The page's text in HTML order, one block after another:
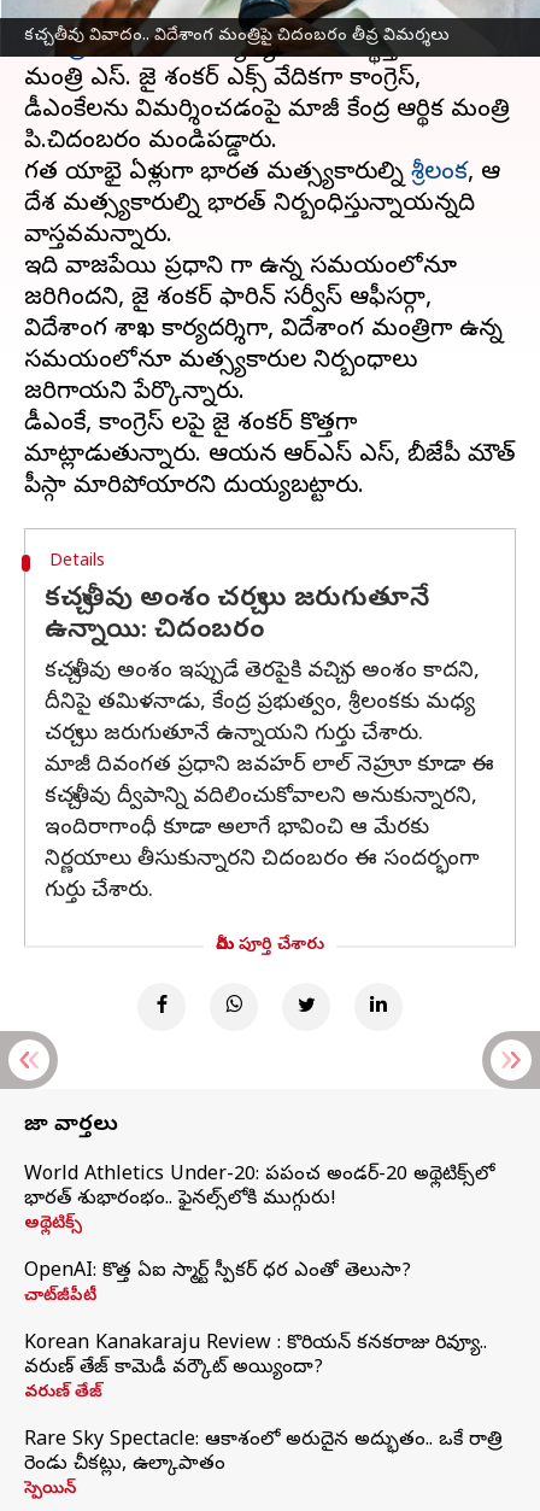
కచ్చతీవు వివాదం.. విదేశాంగ మంత్రిపై చిదంబరం తీవ్ర విమర్శలు
కచ్చతీవు ద్వీపాన్ని శ్రీలంకకు అప్పగించారంటూ ప్రధాని
నరేంద్ర మోదీచేసిన వ్యాఖ్యలను సమర్థిస్తూ విదేశాంగ
మంత్రి ఎస్. జై శంకర్ ఎక్స్ వేదికగా కాంగ్రెస్,
డీఎంకేలను విమర్శించడంపై మాజీ కేంద్ర ఆర్థిక మంత్రి
పి.చిదంబరం మండిపడ్డారు.
గత యాభై ఏళ్లుగా భారత మత్స్యకారుల్ని శ్రీలంక, ఆ
దేశ మత్స్యకారుల్ని భారత్ నిర్బంధిస్తున్నాయన్నది
వాస్తవమన్నారు.
ఇది వాజపేయి ప్రధాని గా ఉన్న సమయంలోనూ
జరిగిందని, జై శంకర్ ఫారిన్ సర్వీస్ ఆఫీసర్గా,
విదేశాంగ శాఖ కార్యదర్శిగా, విదేశాంగ మంత్రిగా ఉన్న
సమయంలోనూ మత్స్యకారుల నిర్బంధాలు
జరిగాయని పేర్కొన్నారు.
డీఎంకే, కాంగ్రెస్ లపై జై శంకర్ కొత్తగా
మాట్లాడుతున్నారు. ఆయన ఆర్ఎస్ ఎస్, బీజేపీ మౌత్
Details
కచ్చతీవు అంశం చర్చలు జరుగుతూనే
ఉన్నాయి: చిదంబరం
కచ్చతీవు అంశం ఇప్పుడే తెరపైకి వచ్చిన అంశం కాదని,
దీనిపై తమిళనాడు, కేంద్ర ప్రభుత్వం, శ్రీలంకకు మధ్య
చర్చలు జరుగుతూనే ఉన్నాయని గుర్తు చేశారు.
మాజీ దివంగత ప్రధాని జవహర్ లాల్ నెహ్రూ కూడా ఈ
కచ్చతీవు ద్వీపాన్ని వదిలించుకోవాలని అనుకున్నారని,
ఇందిరాగాంధీ కూడా అలాగే భావించి ఆ మేరకు
నిర్ణయాలు తీసుకున్నారని చిదంబరం ఈ సందర్భంగా
గుర్తు చేశారు.
మీరు పూర్తి చేశారు
తాజా వార్తలు
World Athletics Under-20: ప్రపంచ అండర్-20 అథ్లెటిక్స్‌లో
భారత్‌ శుభారంభం.. ఫైనల్స్‌లోకి ముగ్గురు!
అథ్లెటిక్స్
OpenAI: కొత్త ఏఐ స్మార్ట్ స్పీకర్ ధర ఎంతో తెలుసా?
చాట్‌జీపీటీ
Korean Kanakaraju Review : కొరియన్ కనకరాజు రివ్యూ..
వరుణ్ తేజ్ కామెడీ వర్కౌట్ అయ్యిందా?
వరుణ్ తేజ్
Rare Sky Spectacle: ఆకాశంలో అరుదైన అద్భుతం.. ఒకే రాత్రి
రెండు చీకట్లు, ఉల్కాపాతం
స్పెయిన్